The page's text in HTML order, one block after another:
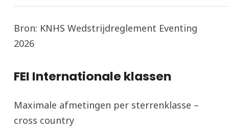
Bron: KNHS Wedstrijdreglement Eventing
2026
FEI Internationale klassen
Maximale afmetingen per sterrenklasse –
cross country